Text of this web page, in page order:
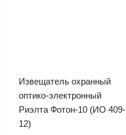
Извещатель охранный
оптико-электронный
Риэлта Фотон-10 (ИО 409-
12)